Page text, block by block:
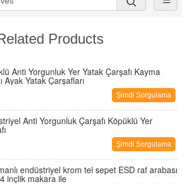
Products
Anti Yorgunluk Yer Yatak Çarşafı Kayma
Ayak Yatak Çarşafları
Şimdi Sorgulama
Anti Yorgunluk Çarşafı Köpüklü Yer
Şimdi Sorgulama
endüstriyel krom tel sepet ESD raf arabası
inçlik makara ile